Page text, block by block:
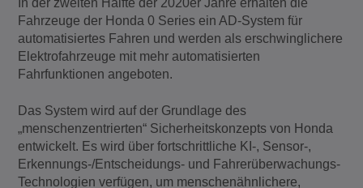
In der zweiten Hälfte der 2020er Jahre erhalten die
Fahrzeuge der Honda 0 Series ein AD-System für
automatisiertes Fahren und werden als erschwinglichere
Elektrofahrzeuge mit mehr automatisierten
Fahrfunktionen angeboten.
Das System wird auf der Grundlage des
„menschenzentrierten“ Sicherheitskonzepts von Honda
entwickelt. Es wird über fortschrittliche KI-, Sensor-,
Erkennungs-/Entscheidungs- und Fahrerüberwachungs-
Technologien verfügen, um menschenähnlichere,